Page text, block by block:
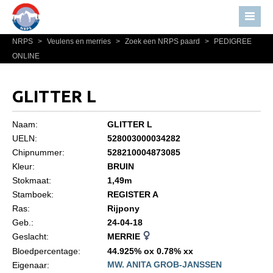
Home
Nieuws
Bestuur NRPS
Informatie
Statuten en reglementen
Algemeen
Paardenpaspoort aanvragen
NRPS > Veulens en merries > Zoek een NRPS paard >
PEDIGREE
ONLINE
GLITTER L
Naam:
GLITTER L
UELN:
528003000034282
Chipnummer:
528210004873085
Kleur:
BRUIN
Stokmaat:
1,49m
Stamboek:
REGISTER A
Ras:
Rijpony
Geb.:
24-04-18
Geslacht:
MERRIE
Bloedpercentage:
44.925% ox 0.78% xx
Eigenaar:
MW. ANITA GROB-JANSSEN